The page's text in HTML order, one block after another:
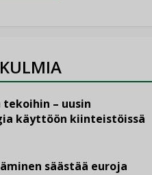
tekoihin – uusin
käyttöön kiinteistöissä
säästää euroja